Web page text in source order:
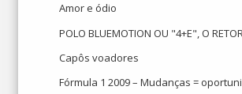
Amor e ódio
POLO BLUEMOTION OU "4+E", O
Capôs voadores
Fórmula 1 2009 – Mudanças =